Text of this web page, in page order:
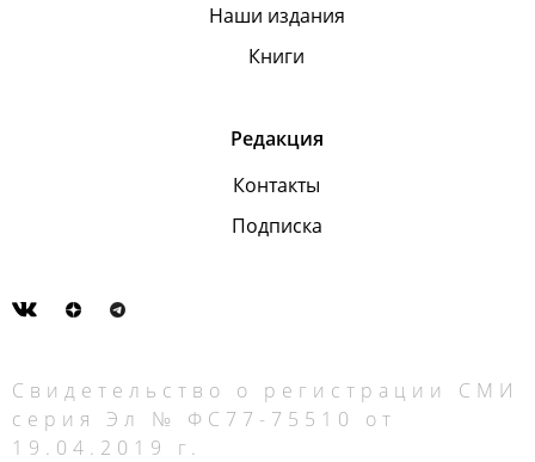
Наши издания
Книги
Редакция
Контакты
Подписка
Свидетельство о регистрации СМИ
серия Эл № ФС77-75510 от
19.04.2019 г.